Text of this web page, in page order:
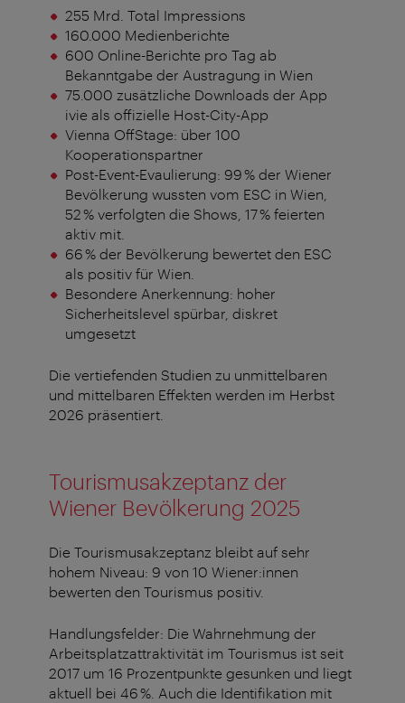
255 Mrd. Total Impressions
160.000 Medienberichte
600 Online-Berichte pro Tag ab
Bekanntgabe der Austragung in Wien
75.000 zusätzliche Downloads der App
ivie als offizielle Host-City-App
Vienna OffStage: über 100
Kooperationspartner
Post-Event-Evaulierung: 99 % der Wiener
Bevölkerung wussten vom ESC in Wien,
52 % verfolgten die Shows, 17 % feierten
aktiv mit.
66 % der Bevölkerung bewertet den ESC
als positiv für Wien.
Besondere Anerkennung: hoher
Sicherheitslevel spürbar, diskret
umgesetzt
Die vertiefenden Studien zu unmittelbaren
und mittelbaren Effekten werden im Herbst
2026 präsentiert.
Tourismusakzeptanz der
Wiener Bevölkerung 2025
Die Tourismusakzeptanz bleibt auf sehr
hohem Niveau: 9 von 10 Wiener:innen
bewerten den Tourismus positiv.
Handlungsfelder: Die Wahrnehmung der
Arbeitsplatzattraktivität im Tourismus ist seit
2017 um 16 Prozentpunkte gesunken und liegt
aktuell bei 46 %. Auch die Identifikation mit